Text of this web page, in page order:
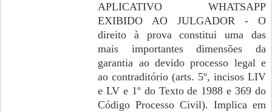
APLICATIVO WHATSAPP
EXIBIDO AO JULGADOR - O
direito à prova constitui uma das
mais importantes dimensões da
garantia ao devido processo legal e
ao contraditório (arts. 5º, incisos LIV
e LV e 1º do Texto de 1988 e 369 do
Código Processo Civil). Implica em